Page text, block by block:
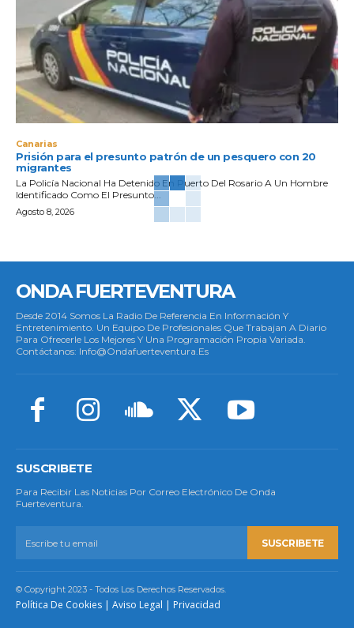
Canarias
Prisión para el presunto patrón de un pesquero con 20
migrantes
La Policía Nacional Ha Detenido En Puerto Del Rosario A Un Hombre
Identificado Como El Presunto...
Agosto 8, 2026
ONDA FUERTEVENTURA
Desde 2014 Somos La Radio De Referencia En Información Y
Entretenimiento. Un Equipo De Profesionales Que Trabajan A Diario
Para Ofrecerle Los Mejores Y Una Programación Propia Variada.
Contáctanos: Info@ondafuerteventura.es
SUSCRIBETE
Para Recibir Las Noticias Por Correo Electrónico De Onda
Fuerteventura.
SUSCRIBETE
© Copyright 2023 - Todos Los Derechos Reservados.
Política De Cookies | Aviso Legal | Privacidad